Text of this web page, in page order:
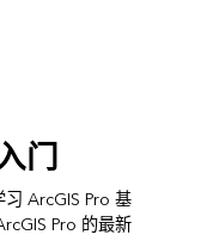
门
ArcGIS Pro 基
Pro 的最新